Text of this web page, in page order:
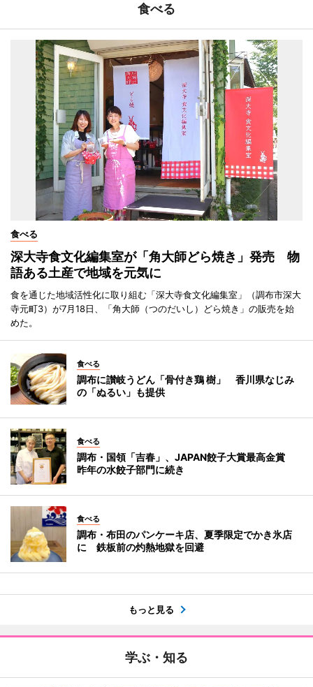
食べる
食べる
深大寺食文化編集室が「角大師どら焼き」発売 物
語ある土産で地域を元気に
食を通じた地域活性化に取り組む「深大寺食文化編集室」（調布市深大
寺元町3）が7月18日、「角大師（つのだいし）どら焼き」の販売を始
めた。
食べる
調布に讃岐うどん「骨付き鶏 樹」 香川県なじみ
の「ぬるい」も提供
食べる
調布・国領「吉春」、JAPAN餃子大賞最高金賞
昨年の水餃子部門に続き
食べる
調布・布田のパンケーキ店、夏季限定でかき氷店
に 鉄板前の灼熱地獄を回避
もっと見る
学ぶ・知る